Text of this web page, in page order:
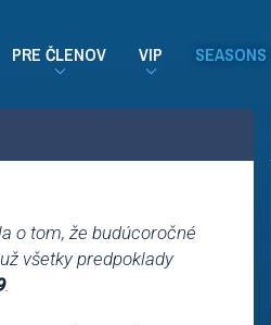
PRE ČLENOV VIP SEASONS
o tom, že budúcoročné
všetky predpoklady
.